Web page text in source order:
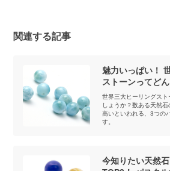
関連する記事
魅力いっぱい！
ストーンってど
世界三大ヒーリングス
しょうか？数ある天然
高いといわれる、3つの
す。
今知りたい天然